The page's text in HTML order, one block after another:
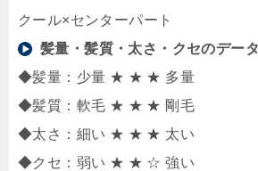
クール×センターパート
髪量・髪質・太さ・クセのデータ
◆髪量：少量 ★ ★ ★ 多量
◆髪質：軟毛 ★ ★ ★ 剛毛
◆太さ：細い ★ ★ ★ 太い
◆クセ：弱い ★ ★ ☆ 強い